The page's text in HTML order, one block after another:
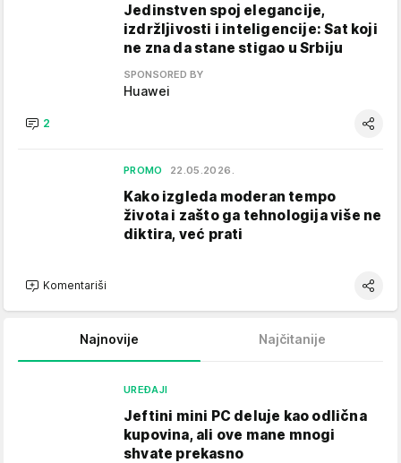
Jedinstven spoj elegancije,
izdržljivosti i inteligencije: Sat koji
ne zna da stane stigao u Srbiju
SPONSORED BY
Huawei
2
PROMO 22.05.2026.
Kako izgleda moderan tempo
života i zašto ga tehnologija više ne
diktira, već prati
Komentariši
Najnovije Najčitanije
UREĐAJI
Jeftini mini PC deluje kao odlična
kupovina, ali ove mane mnogi
shvate prekasno